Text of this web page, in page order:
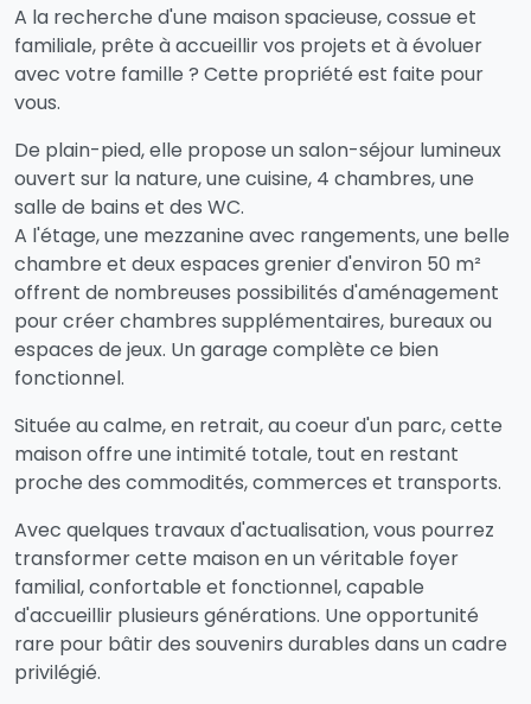
A la recherche d'une maison spacieuse, cossue et
familiale, prête à accueillir vos projets et à évoluer
avec votre famille ? Cette propriété est faite pour
vous.
De plain-pied, elle propose un salon-séjour lumineux
ouvert sur la nature, une cuisine, 4 chambres, une
salle de bains et des WC.
A l'étage, une mezzanine avec rangements, une belle
chambre et deux espaces grenier d'environ 50 m²
offrent de nombreuses possibilités d'aménagement
pour créer chambres supplémentaires, bureaux ou
espaces de jeux. Un garage complète ce bien
fonctionnel.
Située au calme, en retrait, au coeur d'un parc, cette
maison offre une intimité totale, tout en restant
proche des commodités, commerces et transports.
Avec quelques travaux d'actualisation, vous pourrez
transformer cette maison en un véritable foyer
familial, confortable et fonctionnel, capable
d'accueillir plusieurs générations. Une opportunité
rare pour bâtir des souvenirs durables dans un cadre
privilégié.